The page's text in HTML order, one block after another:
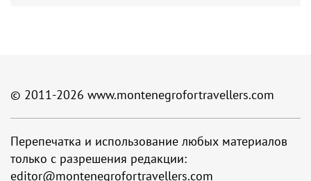
© 2011-2026 www.montenegrofortravellers.com
Перепечатка и использование любых материалов
только с разрешения редакции:
editor@montenegrofortravellers.com